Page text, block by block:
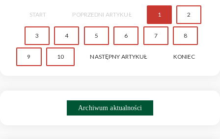
START POPRZEDNI ARTYKUŁ 1 2
3 4 5 6 7 8
9 10 NASTĘPNY ARTYKUŁ KONIEC
Archiwum aktualności